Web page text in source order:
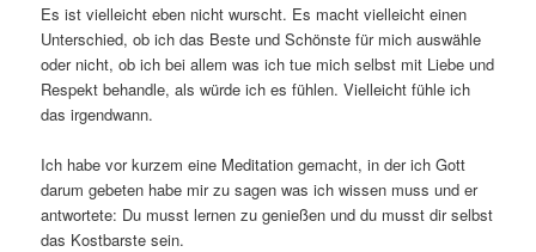
Es ist vielleicht eben nicht wurscht. Es macht vielleicht einen
Unterschied, ob ich das Beste und Schönste für mich auswähle
oder nicht, ob ich bei allem was ich tue mich selbst mit Liebe und
Respekt behandle, als würde ich es fühlen. Vielleicht fühle ich
das irgendwann.
Ich habe vor kurzem eine Meditation gemacht, in der ich Gott
darum gebeten habe mir zu sagen was ich wissen muss und er
antwortete: Du musst lernen zu genießen und du musst dir selbst
das Kostbarste sein.